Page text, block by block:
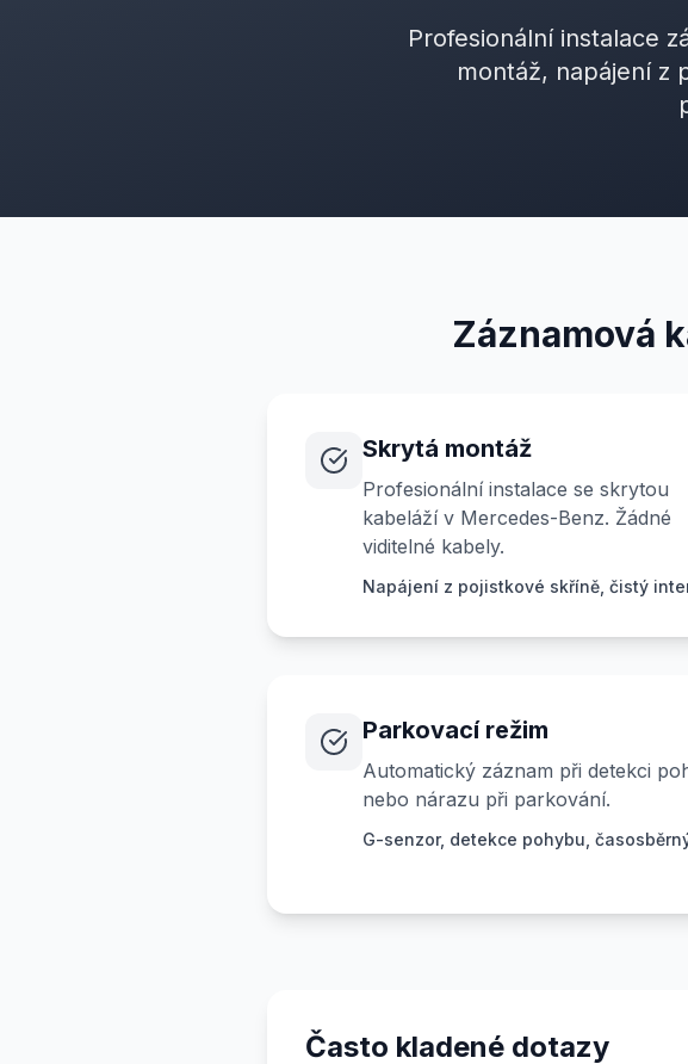
Profesionální instalace
montáž, napájení z
Záznamová
Skrytá montáž
Profesionální instalace se skrytou
kabeláží v Mercedes-Benz. Žádné
viditelné kabely.
Napájení z pojistkové skříně, čistý
Parkovací režim
Automatický záznam při detekci
nebo nárazu při parkování.
G-senzor, detekce pohybu,
Často kladené dotazy